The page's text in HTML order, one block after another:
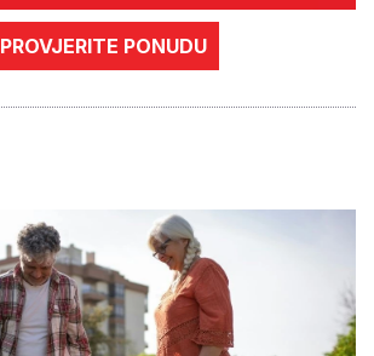
PROVJERITE PONUDU